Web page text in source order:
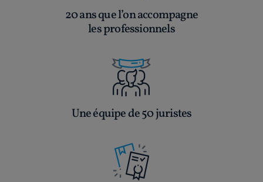
20 ans que l’on accompagne
les professionnels
Une équipe de 50 juristes